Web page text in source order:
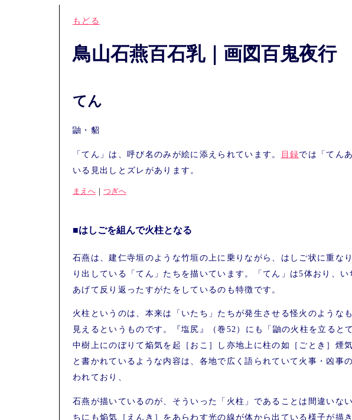
もどる
鳥山石燕百石乳｜画図百鬼夜行
てん
鼬・貂
「てん」は、呼び名のみが絵に添えられています。 目録では「てん
いる見出しとズレがあります。
まえへ ｜ つぎへ
■はしごを組んで火柱となる
石燕は、建仁寺垣のような竹垣の上に乗りながら、はしご状に重な
り出している「てん」たちを描いています。「てん」は5体おり、
あげて反り返ったすがたをしているのも特徴です。
火柱というのは、本来は「いたち」たちが発生させる怪火のような
見えるというものです。『塩尻』（巻52）にも「鼬の火柱を立ると
中樹上にのぼりて焔気を起［おこ］し亦地上に柱の如［ごとき］
と書かれているような内容は、各地で広く語られていて火事・凶事
われており、
石燕が描いているのが、そういった「火柱」であることは間違いな
ちにも焔気［えんき］をあらわす光の線が体から出ている様子が描